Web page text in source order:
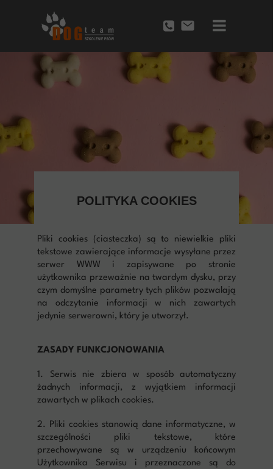
Przycisk
POLITYKA COOKIES
Pliki cookies (ciasteczka) są to niewielkie pliki
tekstowe zawierające informacje wysyłane przez
serwer WWW i zapisywane po stronie
użytkownika przeważnie na twardym dysku, przy
czym domyślne parametry tych plików pozwalają
na odczytanie informacji w nich zawartych
jedynie serwerowni, który je utworzył.
ZASADY FUNKCJONOWANIA
1. Serwis nie zbiera w sposób automatyczny
żadnych informacji, z wyjątkiem informacji
zawartych w plikach cookies.
2. Pliki cookies stanowią dane informatyczne, w
szczególności pliki tekstowe, które
przechowywane są w urządzeniu końcowym
Użytkownika Serwisu i przeznaczone są do